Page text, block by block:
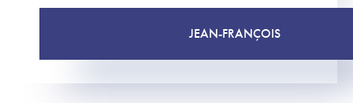
JEAN-FRANÇOIS